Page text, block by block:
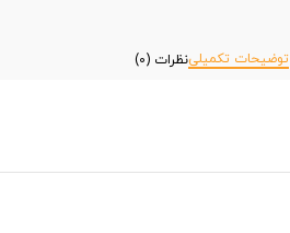
توضیحات تکمیلینظرات (0)